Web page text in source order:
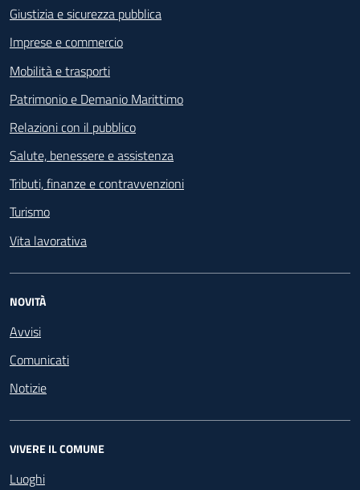
Giustizia e sicurezza pubblica
Imprese e commercio
Mobilità e trasporti
Patrimonio e Demanio Marittimo
Relazioni con il pubblico
Salute, benessere e assistenza
Tributi, finanze e contravvenzioni
Turismo
Vita lavorativa
NOVITÀ
Avvisi
Comunicati
Notizie
VIVERE IL COMUNE
Luoghi